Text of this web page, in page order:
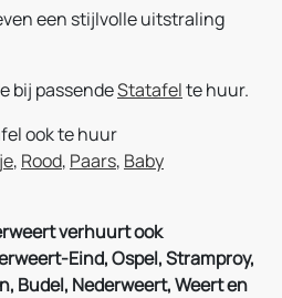
een stijlvolle uitstraling
bij passendeStatafelte huur.
ook te huur
, Rood, Paars, Baby
verhuurt ook
Eind, Ospel, Stramproy,
, Budel, Nederweert, Weert en